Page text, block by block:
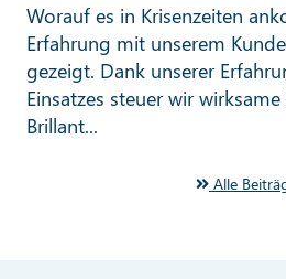
Worauf es in Krisenzeiten
Erfahrung mit unserem
gezeigt. Dank unserer
Einsatzes steuer wir
Brillant...
Alle